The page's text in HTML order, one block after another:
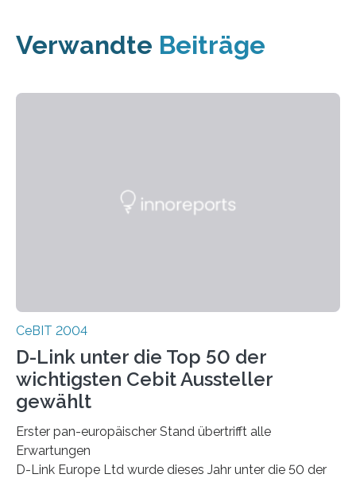
Verwandte Beiträge
CeBIT 2004
D-Link unter die Top 50 der
wichtigsten Cebit Aussteller
gewählt
Erster pan-europäischer Stand übertrifft alle
Erwartungen
D-Link Europe Ltd wurde dieses Jahr unter die 50 der